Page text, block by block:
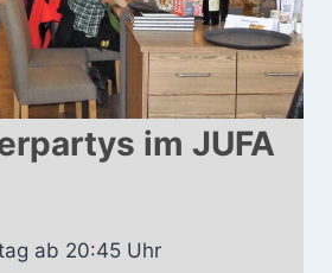
im JUFA
ab 20:45 Uhr